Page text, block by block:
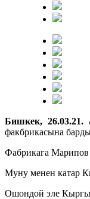
Бишкек, 26.03.21.
факбрикасына
Фабрикага
Муну менен катар
Ошондой эле